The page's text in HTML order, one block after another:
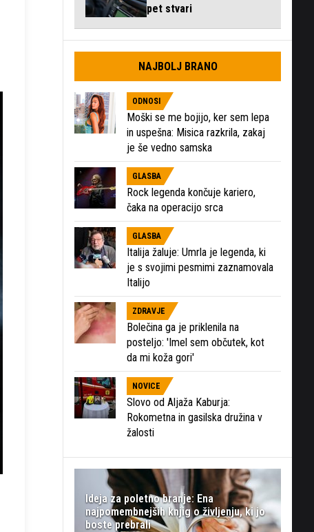
pet stvari
NAJBOLJ BRANO
ODNOSI
Moški se me bojijo, ker sem lepa
in uspešna: Misica razkrila, zakaj
je še vedno samska
GLASBA
Rock legenda končuje kariero,
čaka na operacijo srca
GLASBA
Italija žaluje: Umrla je legenda, ki
je s svojimi pesmimi zaznamovala
Italijo
ZDRAVJE
Bolečina ga je priklenila na
posteljo: 'Imel sem občutek, kot
da mi koža gori'
NOVICE
Slovo od Aljaža Kaburja:
Rokometna in gasilska družina v
žalosti
Ideja za poletno branje: Ena
najpomembnejših knjig o življenju, ki jo
boste prebrali